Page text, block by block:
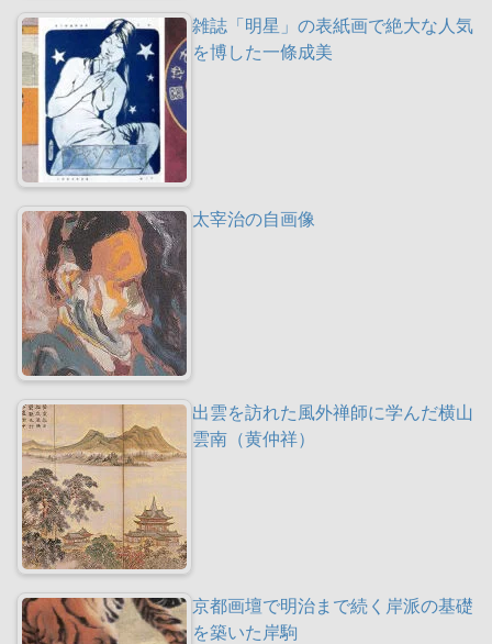
雑誌「明星」の表紙画で絶大な人気
を博した一條成美
太宰治の自画像
出雲を訪れた風外禅師に学んだ横山
雲南（黄仲祥）
京都画壇で明治まで続く岸派の基礎
を築いた岸駒